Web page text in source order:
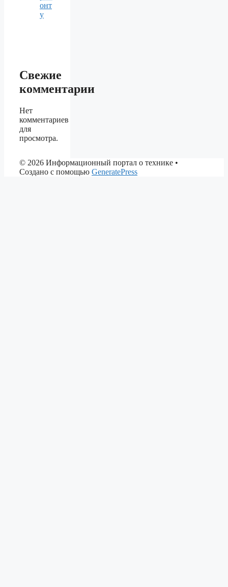
онт
у
Свежие
комментарии
Нет
комментариев
для
просмотра.
© 2026 Информационный портал о технике •
Создано с помощью GeneratePress